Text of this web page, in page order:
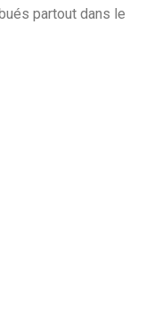
partout dans le